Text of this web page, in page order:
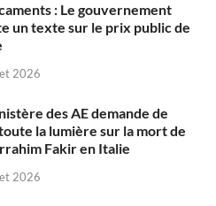
: Le gouvernement
un texte sur le prix public de
2026
des AE demande de
la lumière sur la mort de
Fakir en Italie
2026